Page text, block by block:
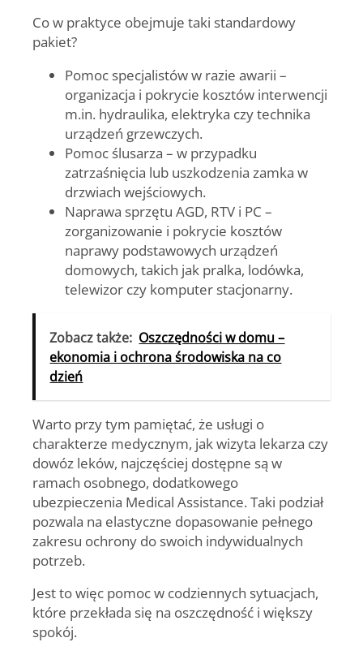
Co w praktyce obejmuje taki standardowy
pakiet?
Pomoc specjalistów w razie awarii –
organizacja i pokrycie kosztów interwencji
m.in. hydraulika, elektryka czy technika
urządzeń grzewczych.
Pomoc ślusarza – w przypadku
zatrzaśnięcia lub uszkodzenia zamka w
drzwiach wejściowych.
Naprawa sprzętu AGD, RTV i PC –
zorganizowanie i pokrycie kosztów
naprawy podstawowych urządzeń
domowych, takich jak pralka, lodówka,
telewizor czy komputer stacjonarny.
Zobacz także: Oszczędności w domu –
ekonomia i ochrona środowiska na co
dzień
Warto przy tym pamiętać, że usługi o
charakterze medycznym, jak wizyta lekarza czy
dowóz leków, najczęściej dostępne są w
ramach osobnego, dodatkowego
ubezpieczenia Medical Assistance. Taki podział
pozwala na elastyczne dopasowanie pełnego
zakresu ochrony do swoich indywidualnych
potrzeb.
Jest to więc pomoc w codziennych sytuacjach,
które przekłada się na oszczędność i większy
spokój.